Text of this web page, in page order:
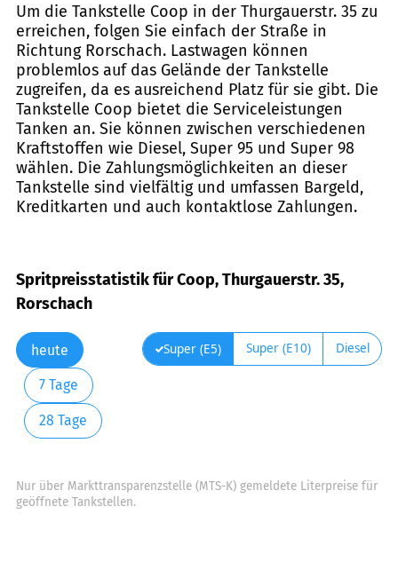
Um die Tankstelle Coop in der Thurgauerstr. 35 zu
erreichen, folgen Sie einfach der Straße in
Richtung Rorschach. Lastwagen können
problemlos auf das Gelände der Tankstelle
zugreifen, da es ausreichend Platz für sie gibt. Die
Tankstelle Coop bietet die Serviceleistungen
Tanken an. Sie können zwischen verschiedenen
Kraftstoffen wie Diesel, Super 95 und Super 98
wählen. Die Zahlungsmöglichkeiten an dieser
Tankstelle sind vielfältig und umfassen Bargeld,
Kreditkarten und auch kontaktlose Zahlungen.
Spritpreisstatistik für Coop, Thurgauerstr. 35,
Rorschach
heute
7 Tage
28 Tage
Super (E5) Super (E10) Diesel
Nur über Markttransparenzstelle (MTS-K) gemeldete Literpreise für
geöffnete Tankstellen.